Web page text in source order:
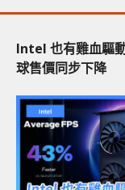
Intel 也有雞血驅
球售價同步下降